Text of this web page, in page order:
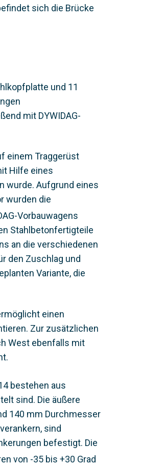
sich die Brücke
und 11
mit DYWIDAG-
einem Traggerüst
Hilfe eines
wurde. Aufgrund eines
wurden die
Vorbauwagens
Stahlbetonfertigteile
an die verschiedenen
den Zuschlag und
Variante, die
einen
Zur zusätzlichen
West ebenfalls mit
bestehen aus
sind. Die äußere
140 mm Durchmesser
sind
befestigt. Die
von -35 bis +30 Grad